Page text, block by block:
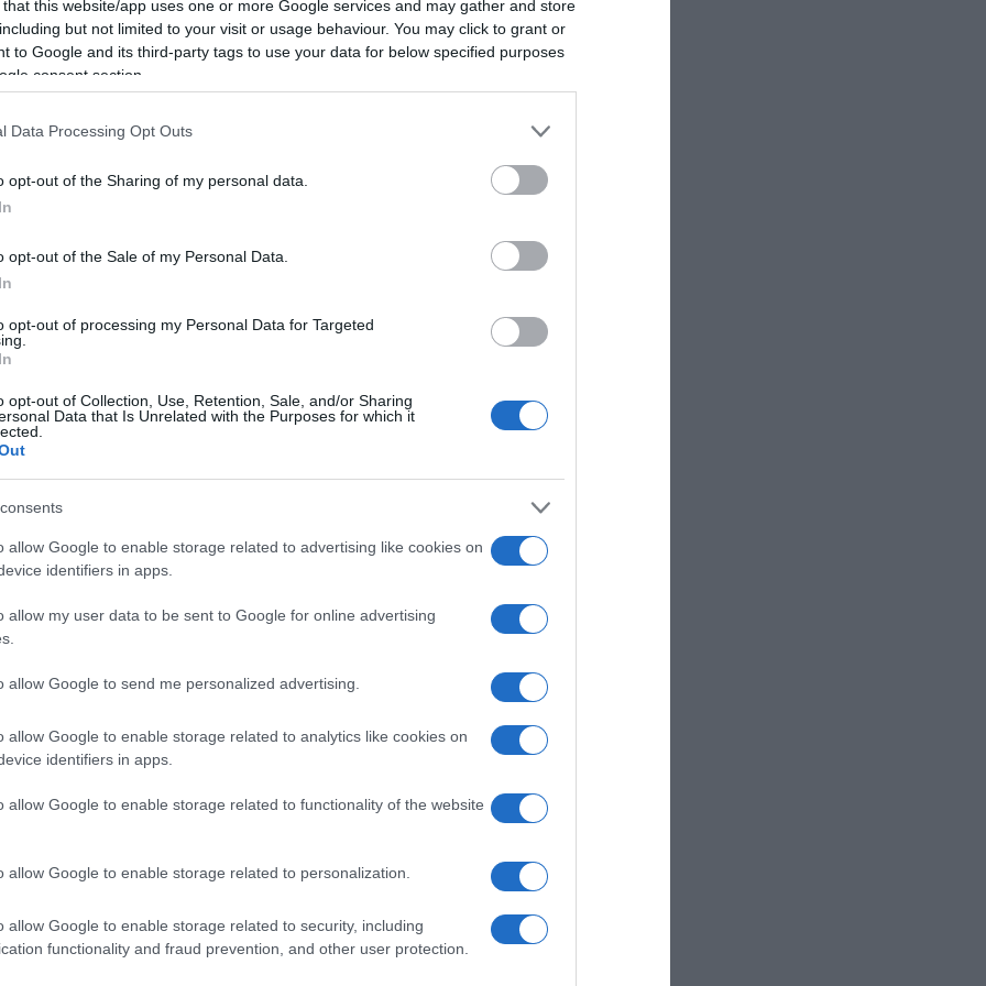
that this website/app uses one or more Google services and may gather and store
but not limited to your visit or usage behaviour. You may click to grant or
to Google and its third-party tags to use your data for below specified purposes
consent section.
Data Processing Opt Outs
opt-out of the Sharing of my personal data.
opt-out of the Sale of my Personal Data.
opt-out of processing my Personal Data for Targeted
opt-out of Collection, Use, Retention, Sale, and/or Sharing
Data that Is Unrelated with the Purposes for which it
allow Google to enable storage related to advertising like cookies on
identifiers in apps.
allow my user data to be sent to Google for online advertising
allow Google to send me personalized advertising.
allow Google to enable storage related to analytics like cookies on
identifiers in apps.
allow Google to enable storage related to functionality of the website
allow Google to enable storage related to personalization.
allow Google to enable storage related to security, including
functionality and fraud prevention, and other user protection.
Μανίκας: Η στιγμή που η Μιράντα
τον κοιτάζει τρυφερά – Φωτογραφία
που όμως δύο ώρες αργότερα κατέβηκε
Μεσσαροπούλου: “Ποιος είναι ο Γιώργος
Ο πεθερός του Αργυρού;”
- 09:34
Μανίκας: Η απάντηση για την
του ζωή και τα σχόλια για Ιωάννα
– Δημήτρη Αλεξάνδρου